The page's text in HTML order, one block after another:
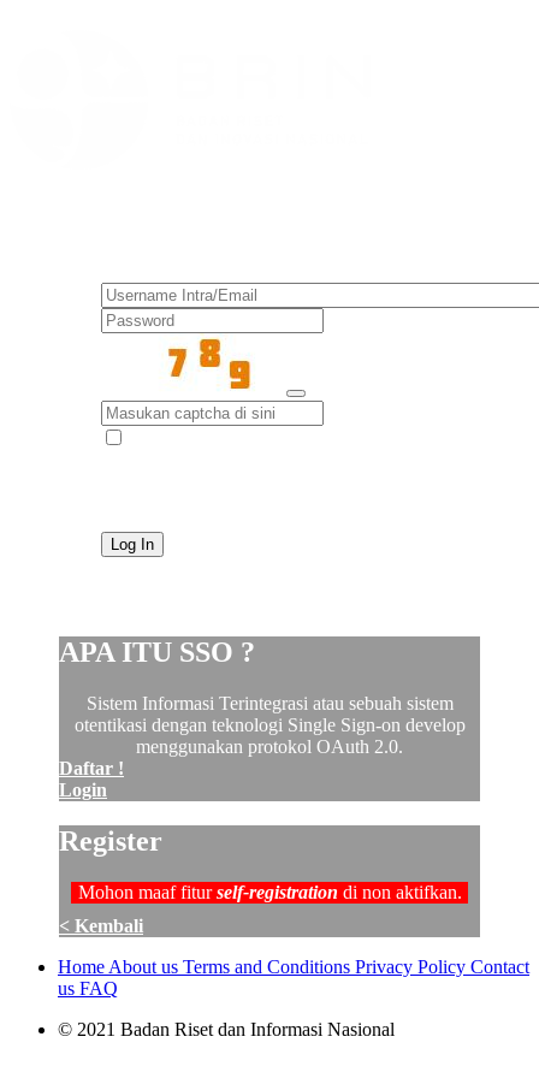
Log In
APA ITU SSO ?
Sistem Informasi Terintegrasi atau sebuah sistem
otentikasi dengan teknologi Single Sign-on develop
menggunakan protokol OAuth 2.0.
Daftar !
Login
Register
Mohon maaf fiturself-registration di non aktifkan.
< Kembali
Home About us Terms and Conditions Privacy Policy Contact
us FAQ
© 2021 Badan Riset dan Informasi Nasional